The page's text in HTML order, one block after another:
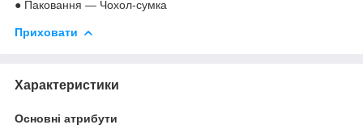
● Паковання — Чохол-сумка
Приховати
Характеристики
Основні атрибути